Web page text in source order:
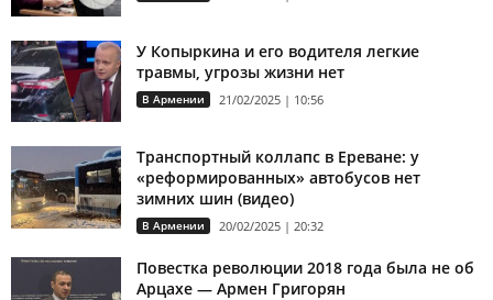
У Копыркина и его водителя легкие
травмы, угрозы жизни нет
В Армении 21/02/2025 | 10:56
Транспортный коллапс в Ереване: у
«реформированных» автобусов нет
зимних шин (видео)
В Армении 20/02/2025 | 20:32
Повестка революции 2018 года была не об
Арцахе — Армен Григорян